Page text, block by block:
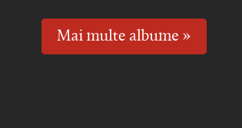
Mai multe albume »